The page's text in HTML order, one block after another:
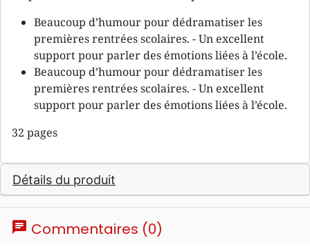
Beaucoup d’humour pour dédramatiser les
premières rentrées scolaires. - Un excellent
support pour parler des émotions liées à l’école.
Beaucoup d’humour pour dédramatiser les
premières rentrées scolaires. - Un excellent
support pour parler des émotions liées à l’école.
32 pages
Détails du produit
chat Commentaires (0)